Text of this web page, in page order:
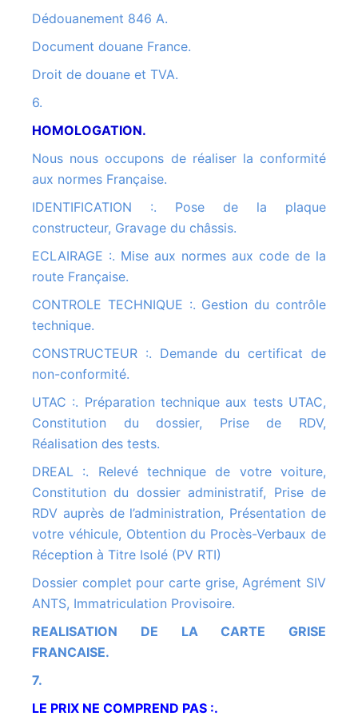
Dédouanement 846 A.
Document douane France.
Droit de douane et TVA.
6.
HOMOLOGATION.
Nous nous occupons de réaliser la conformité
aux normes Française.
IDENTIFICATION :. Pose de la plaque
constructeur, Gravage du châssis.
ECLAIRAGE :. Mise aux normes aux code de la
route Française.
CONTROLE TECHNIQUE :. Gestion du contrôle
technique.
CONSTRUCTEUR :. Demande du certificat de
non-conformité.
UTAC :. Préparation technique aux tests UTAC,
Constitution du dossier, Prise de RDV,
Réalisation des tests.
DREAL :. Relevé technique de votre voiture,
Constitution du dossier administratif, Prise de
RDV auprès de l’administration, Présentation de
votre véhicule, Obtention du Procès-Verbaux de
Réception à Titre Isolé (PV RTI)
Dossier complet pour carte grise, Agrément SIV
ANTS, Immatriculation Provisoire.
REALISATION DE LA CARTE GRISE
FRANCAISE.
7.
LE PRIX NE COMPREND PAS :.